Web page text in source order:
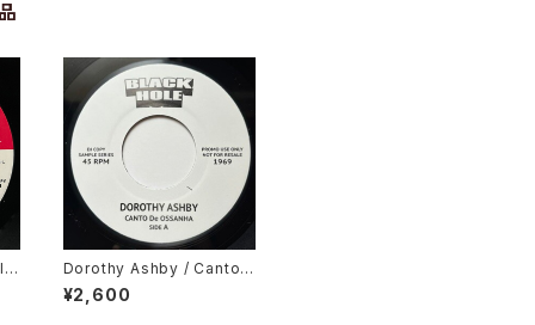
Dorothy Ashby / Canto
De Ossanha, Cause I Ne
ed It
¥2,600